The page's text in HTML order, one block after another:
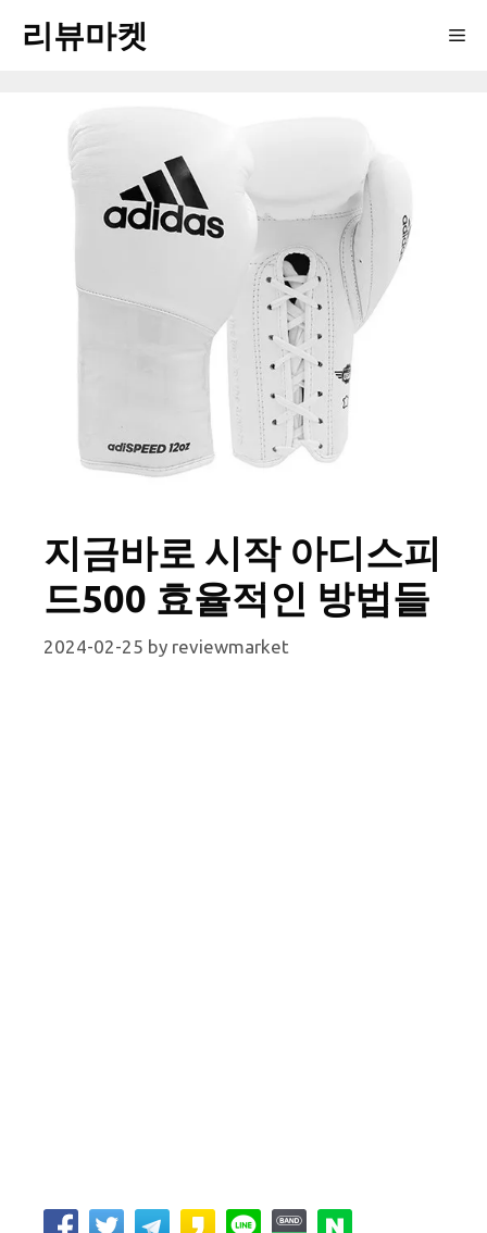
리뷰마켓
지금바로 시작 아디스피
드500 효율적인 방법들
2024-02-25 by reviewmarket